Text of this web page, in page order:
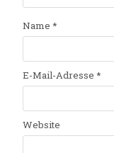
Name *
E-Mail-Adresse *
Website